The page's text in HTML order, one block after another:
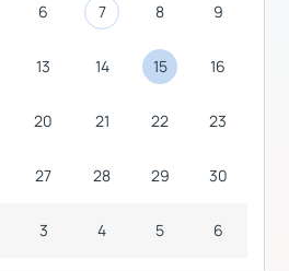
6 7 8 9
13 14 15 16
20 21 22 23
27 28 29 30
3 4 5 6